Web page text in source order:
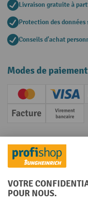
Livraison gratuite à
Protection des données
Conseils d'achat
Modes de paiement
Creditcard
Facture
Réseaux sociaux
Facebook
YouTube
LinkedInInstagram